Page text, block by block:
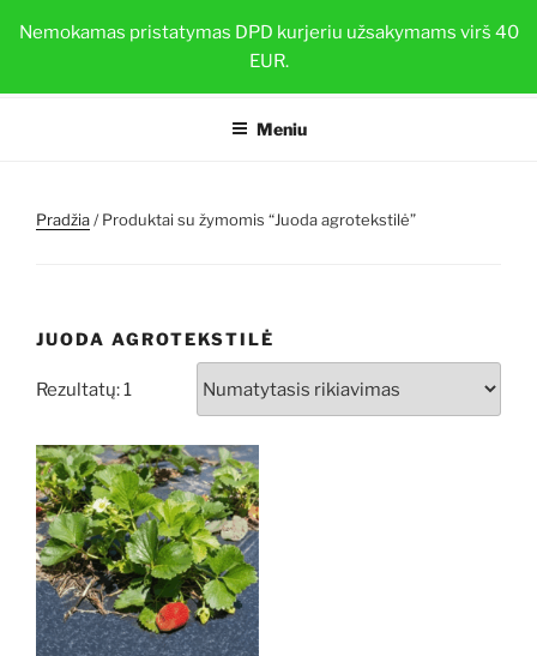
Nemokamas pristatymas DPD kurjeriu užsakymams virš 40
EUR.
prie BRAŠKIŲ DAIGAI
Sveiki ir stiprūs augalai su TOP-PLANT™
Meniu
Pradžia/ Produktai su žymomis “Juoda agrotekstilė”
JUODA AGROTEKSTILĖ
Rezultatų: 1